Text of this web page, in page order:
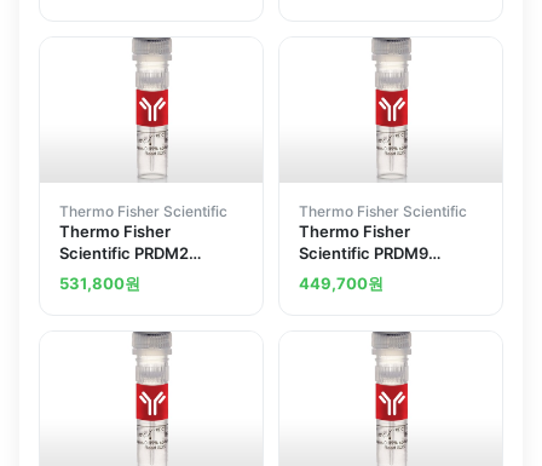
Thermo Fisher Scientific
Thermo Fisher
Scientific PRDM2
Polyclonal Antibody
531,800원
Thermo Fisher Scientific
Thermo Fisher
Scientific PRDM9
Polyclonal Antibody
449,700원